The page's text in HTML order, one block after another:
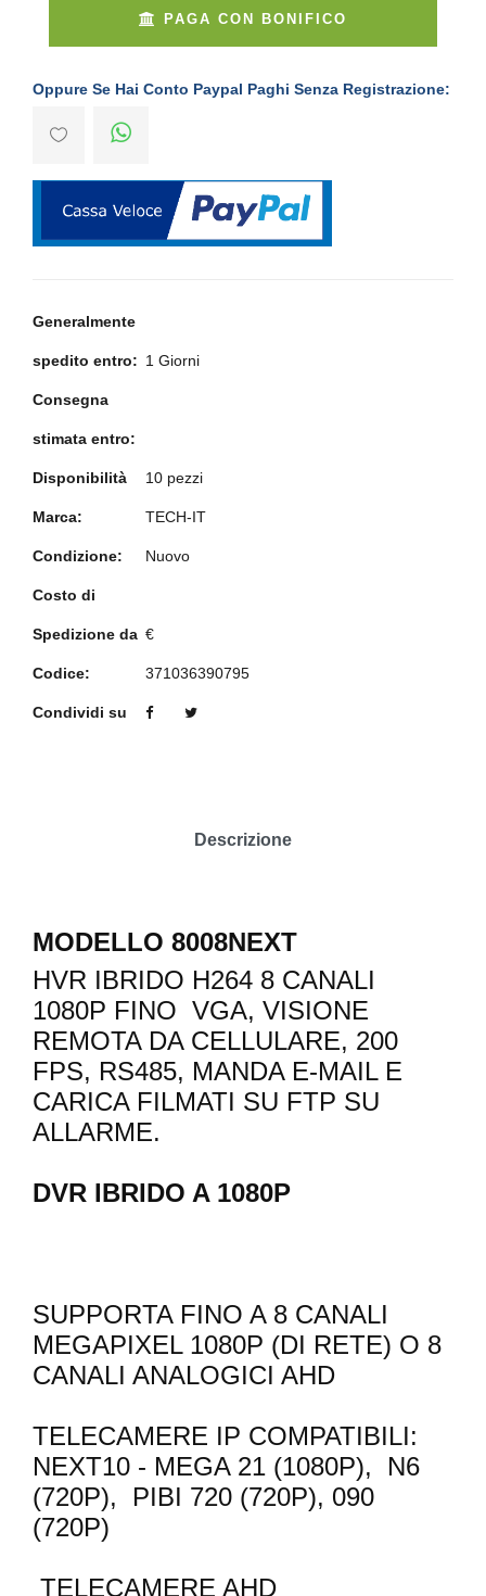
PAGA CON BONIFICO
Oppure Se Hai Conto Paypal Paghi Senza Registrazione:
Generalmente
spedito entro: 1 Giorni
Consegna
stimata entro:
Disponibilità 10 pezzi
Marca: TECH-IT
Condizione: Nuovo
Costo di
Spedizione da €
Codice: 371036390795
Condividi su
Descrizione
MODELLO 8008NEXT
HVR IBRIDO H264 8 CANALI
1080P FINO VGA, VISIONE
REMOTA DA CELLULARE, 200
FPS, RS485, MANDA E-MAIL E
CARICA FILMATI SU FTP SU
ALLARME.
DVR IBRIDO A 1080P
SUPPORTA FINO A 8 CANALI
MEGAPIXEL 1080P (DI RETE) O 8
CANALI ANALOGICI AHD
TELECAMERE IP COMPATIBILI:
NEXT10 - MEGA 21 (1080P), N6
(720P), PIBI 720 (720P), 090
(720P)
TELECAMERE AHD